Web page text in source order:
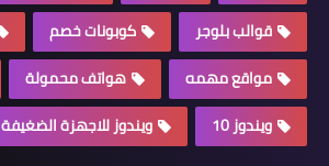
قوالب بلوجر
كوبونات خصم
مواقع مهمه
هواتف محمولة
ويندوز 10
ويندوز للاجهزة الضغيفة